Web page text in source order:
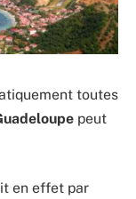
toutes
peut
en effet par